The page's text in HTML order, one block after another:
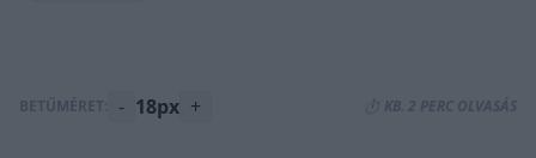
BETŰMÉRET: - 18px + ⏱️ KB. 2 PERC OLVASÁS